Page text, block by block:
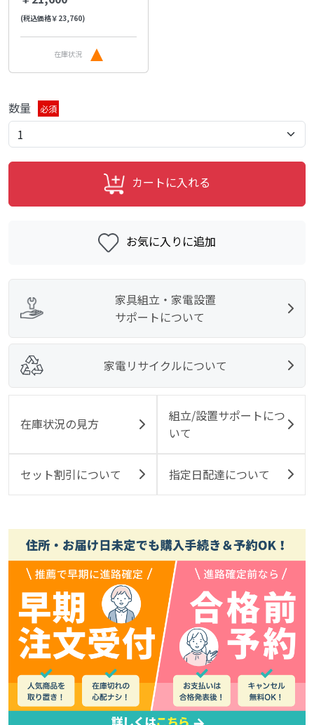
(税込価格￥23,760)
在庫状況
数量 必須
カートに入れる
お気に入りに追加
家具組立・家電設置
サポートについて
家電リサイクルについて
在庫状況の見方
組立/設置サポートにつ
いて
セット割引について 指定日配達について